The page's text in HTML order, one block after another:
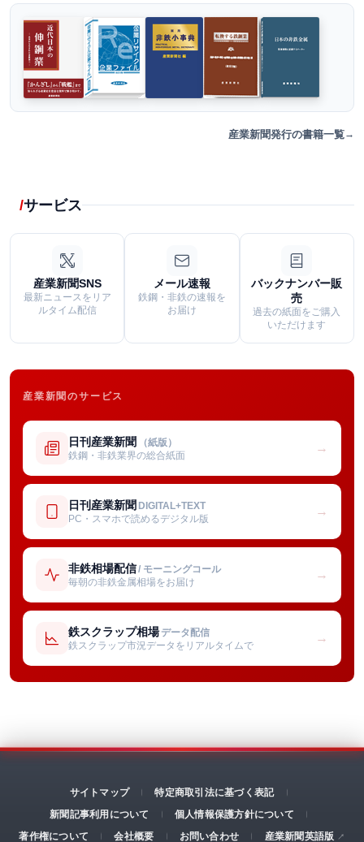
産業新聞発行の書籍一覧
サービス
産業新聞SNS
最新ニュースをリア
ルタイム配信
メール速報
鉄鋼・非鉄の速報を
お届け
バックナンバー販
売
過去の紙面をご購入
いただけます
産業新聞のサービス
日刊産業新聞 （紙版）
鉄鋼・非鉄業界の総合紙面
→
日刊産業新聞 DIGITAL+TEXT
PC・スマホで読めるデジタル版
→
非鉄相場配信/ モーニングコール
毎朝の非鉄金属相場をお届け
→
鉄スクラップ相場 データ配信
鉄スクラップ市況データをリアルタイムで
→
サイトマップ
特定商取引法に基づく表記
新聞記事利用について
個人情報保護方針について
著作権について
会社概要 お問い合わせ 産業新聞英語版